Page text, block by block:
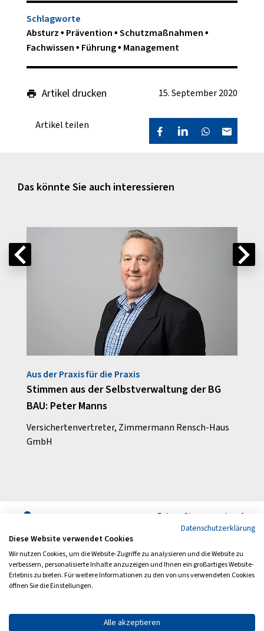
Schlagworte
Absturz
Prävention Schutzmaßnahmen
Fachwissen
Führung Management
Artikel drucken 15. September 2020
Artikel teilen
Das könnte Sie auch interessieren
Aus der Praxis für die Praxis
Stimmen aus der Selbstverwaltung der BG
BAU: Peter Manns
Versichertenvertreter, Zimmermann Rensch-Haus
GmbH
Folgen Sie uns auch auf
Archiv
Kontakt
Datenschutzerklärung
Diese Website verwendet Cookies
Wir nutzen Cookies, um die Website-Zugriffe zu analysieren und die Website zu
verbessern, personalisierte Inhalte anzuzeigen und Ihnen ein großartiges Website-
Erlebnis zu bieten. Für weitere Informationen zu den von uns verwendeten Cookies
öffnen Sie die Einstellungen.
Alle akzeptieren